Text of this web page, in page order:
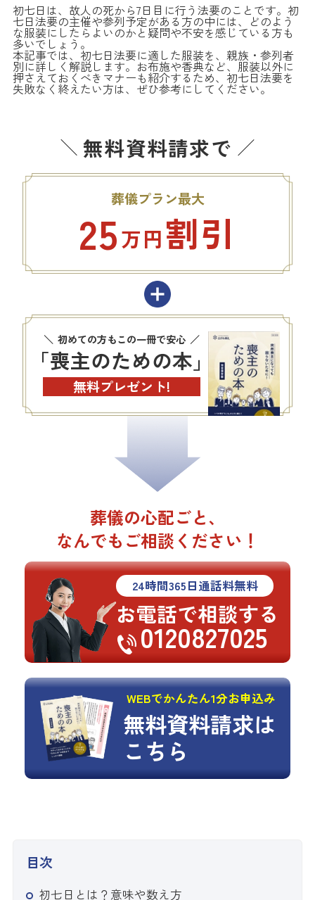
初七日は、故人の死から7日目に行う法要のことです。初
七日法要の主催や参列予定がある方の中には、どのよう
な服装にしたらよいのかと疑問や不安を感じている方も
多いでしょう。
本記事では、初七日法要に適した服装を、親族・参列者
別に詳しく解説します。お布施や香典など、服装以外に
押さえておくべきマナーも紹介するため、初七日法要を
失敗なく終えたい方は、ぜひ参考にしてください。
無料資料請求で
葬儀プラン最大
25万円割引
初めての方もこの一冊で安心
「喪主のための本」
無料プレゼント!
葬儀の心配ごと、
なんでもご相談ください！
24時間365日通話料無料
お電話で相談する
0120827025
WEBでかんたん1分お申込み
無料資料請求は
こちら
目次
初七日とは？意味や数え方